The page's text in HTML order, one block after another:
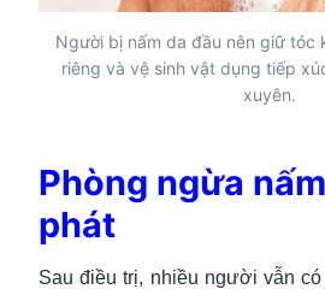
Người bị nấm da đầu nên giữ tóc
riêng và vệ sinh vật dụng tiếp
xuyên.
Phòng ngừa
phát
Sau điều trị, nhiều người vẫn